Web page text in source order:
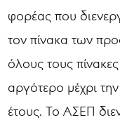
φορέας που
τον πίνακα των
όλους τους
αργότερο μέχρι
έτους. Το ΑΣΕΠ